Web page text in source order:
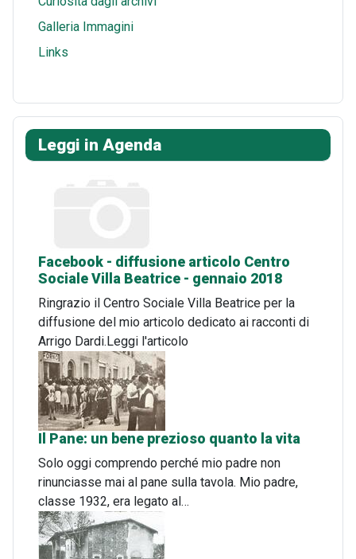
Galleria Immagini
Links
Leggi in Agenda
Facebook - diffusione articolo Centro
Sociale Villa Beatrice - gennaio 2018
Ringrazio il Centro Sociale Villa Beatrice per la
diffusione del mio articolo dedicato ai racconti di
Arrigo Dardi.Leggi l'articolo
Il Pane: un bene prezioso quanto la vita
Solo oggi comprendo perché mio padre non
rinunciasse mai al pane sulla tavola. Mio padre,
classe 1932, era legato al…